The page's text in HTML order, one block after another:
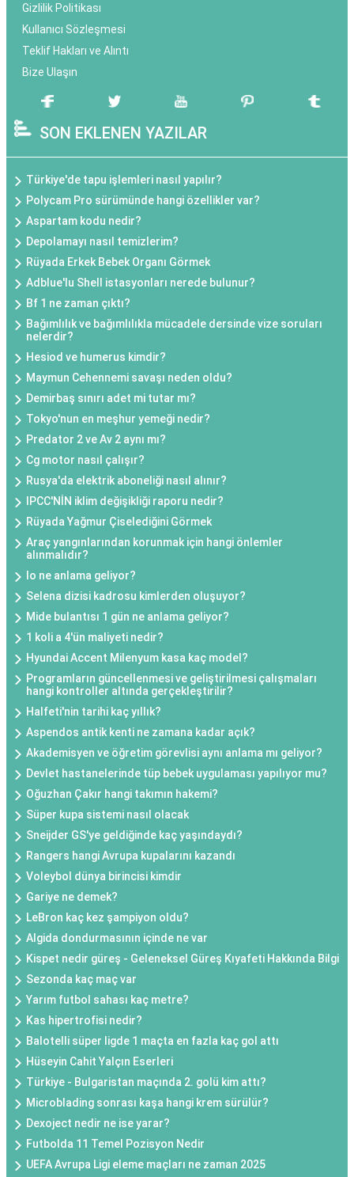
Gizlilik Politikası
Kullanıcı Sözleşmesi
Teklif Hakları ve Alıntı
Bize Ulaşın
SON EKLENEN YAZILAR
Türkiye'de tapu işlemleri nasıl yapılır?
Polycam Pro sürümünde hangi özellikler var?
Aspartam kodu nedir?
Depolamayı nasıl temizlerim?
Rüyada Erkek Bebek Organı Görmek
Adblue'lu Shell istasyonları nerede bulunur?
Bf 1 ne zaman çıktı?
Bağımlılık ve bağımlılıkla mücadele dersinde vize soruları
nelerdir?
Hesiod ve humerus kimdir?
Maymun Cehennemi savaşı neden oldu?
Demirbaş sınırı adet mi tutar mı?
Tokyo'nun en meşhur yemeği nedir?
Predator 2 ve Av 2 aynı mı?
Cg motor nasıl çalışır?
Rusya'da elektrik aboneliği nasıl alınır?
IPCC'NİN iklim değişikliği raporu nedir?
Rüyada Yağmur Çiselediğini Görmek
Araç yangınlarından korunmak için hangi önlemler
alınmalıdır?
Io ne anlama geliyor?
Selena dizisi kadrosu kimlerden oluşuyor?
Mide bulantısı 1 gün ne anlama geliyor?
1 koli a 4'ün maliyeti nedir?
Hyundai Accent Milenyum kasa kaç model?
Programların güncellenmesi ve geliştirilmesi çalışmaları
hangi kontroller altında gerçekleştirilir?
Halfeti'nin tarihi kaç yıllık?
Aspendos antik kenti ne zamana kadar açık?
Akademisyen ve öğretim görevlisi aynı anlama mı geliyor?
Devlet hastanelerinde tüp bebek uygulaması yapılıyor mu?
Oğuzhan Çakır hangi takımın hakemi?
Süper kupa sistemi nasıl olacak
Sneijder GS'ye geldiğinde kaç yaşındaydı?
Rangers hangi Avrupa kupalarını kazandı
Voleybol dünya birincisi kimdir
Gariye ne demek?
LeBron kaç kez şampiyon oldu?
Algida dondurmasının içinde ne var
Kispet nedir güreş - Geleneksel Güreş Kıyafeti Hakkında Bilgi
Sezonda kaç maç var
Yarım futbol sahası kaç metre?
Kas hipertrofisi nedir?
Balotelli süper ligde 1 maçta en fazla kaç gol attı
Hüseyin Cahit Yalçın Eserleri
Türkiye - Bulgaristan maçında 2. golü kim attı?
Microblading sonrası kaşa hangi krem sürülür?
Dexoject nedir ne ise yarar?
Futbolda 11 Temel Pozisyon Nedir
UEFA Avrupa Ligi eleme maçları ne zaman 2025